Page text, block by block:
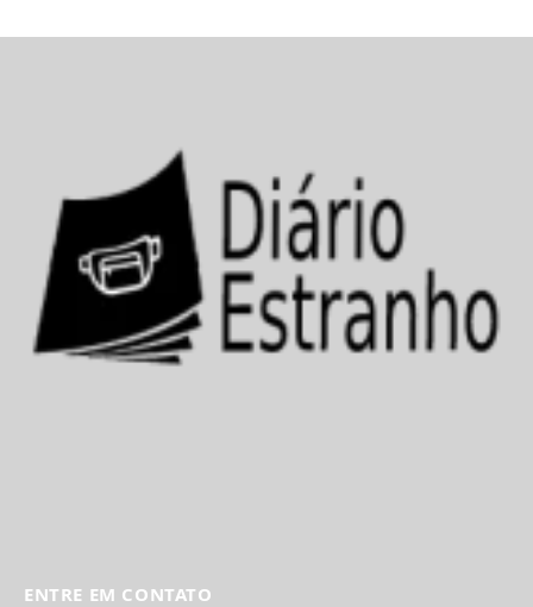
ENTRE EM CONTATO